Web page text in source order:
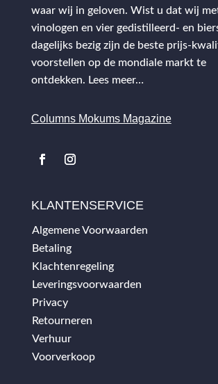
waar wij in geloven. Wist u dat wij
vinologen en vier gedistilleerd- en
dagelijks bezig zijn de beste prijs-
voorstellen op de mondiale markt te
ontdekken. Lees meer…
Columns Mokums Magazine
KLANTENSERVICE
Algemene Voorwaarden
Betaling
Klachtenregeling
Leveringsvoorwaarden
Privacy
Retourneren
Verhuur
Voorverkoop